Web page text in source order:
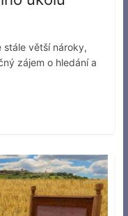
stále větší nároky,
zájem o hledání a